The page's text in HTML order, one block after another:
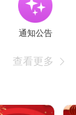
通知公告
查看更多 